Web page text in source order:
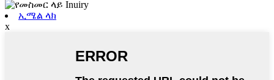
ኢሜል ላክ
x